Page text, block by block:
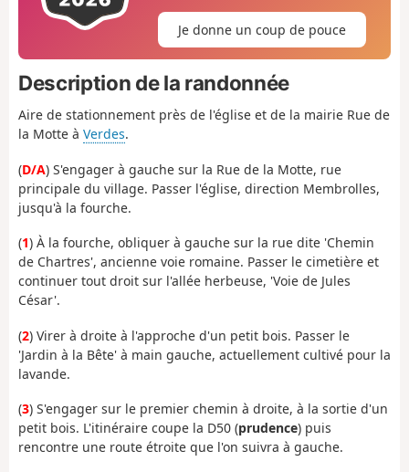
Je donne un coup de pouce
Description de la randonnée
Aire de stationnement près de l'église et de la mairie Rue de
la Motte à Verdes.
(D/A) S'engager à gauche sur la Rue de la Motte, rue
principale du village. Passer l'église, direction Membrolles,
jusqu'à la fourche.
(1) À la fourche, obliquer à gauche sur la rue dite 'Chemin
de Chartres', ancienne voie romaine. Passer le cimetière et
continuer tout droit sur l'allée herbeuse, 'Voie de Jules
César'.
(2) Virer à droite à l'approche d'un petit bois. Passer le
'Jardin à la Bête' à main gauche, actuellement cultivé pour la
lavande.
(3) S'engager sur le premier chemin à droite, à la sortie d'un
petit bois. L'itinéraire coupe la D50 (prudence) puis
rencontre une route étroite que l'on suivra à gauche.